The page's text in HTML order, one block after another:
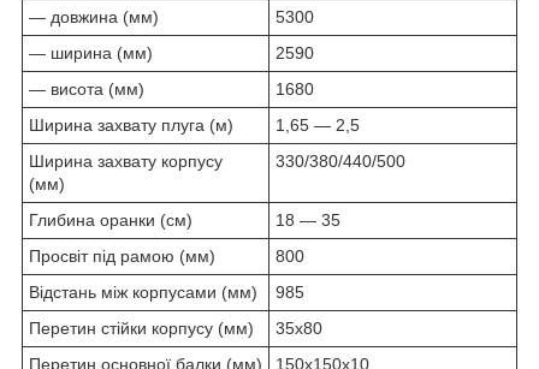
— довжина (мм)
5300
— ширина (мм)
2590
— висота (мм)
1680
Ширина захвату плуга (м)
1,65 — 2,5
Ширина захвату корпусу
(мм)
330/380/440/500
Глибина оранки (см)
18 — 35
Просвіт під рамою (мм)
800
Відстань між корпусами (мм)
985
Перетин стійки корпусу (мм)
35x80
Перетин основної балки (мм)
150x150х10